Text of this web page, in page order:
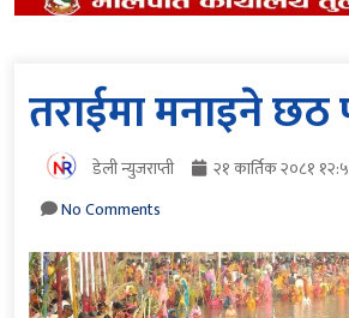
तराईमा मनाइने छठ
डेली न्युजराप्ती २१ कार्तिक २०८१
No Comments